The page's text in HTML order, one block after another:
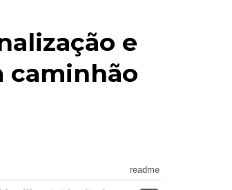
e
caminhão
readme